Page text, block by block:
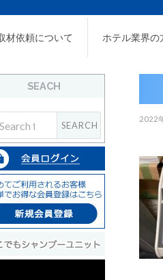
材依頼について ホテル業界の
2022
SEACH